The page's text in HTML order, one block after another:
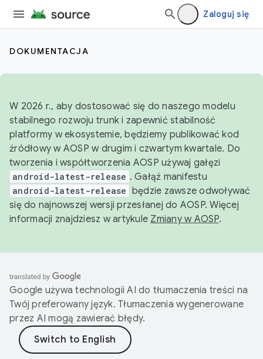
Zaloguj się
DOKUMENTACJA
W 2026 r., aby dostosować się do naszego modelu
stabilnego rozwoju trunk i zapewnić stabilność
platformy w ekosystemie, będziemy publikować kod
źródłowy w AOSP w drugim i czwartym kwartale. Do
tworzenia i współtworzenia AOSP używaj gałęzi
android-latest-release . Gałąź manifestu
android-latest-release będzie zawsze odwoływać
się do najnowszej wersji przesłanej do AOSP. Więcej
informacji znajdziesz w artykule Zmiany w AOSP.
Google używa technologii AI do tłumaczenia treści na
Twój preferowany język. Tłumaczenia wygenerowane
przez AI mogą zawierać błędy.